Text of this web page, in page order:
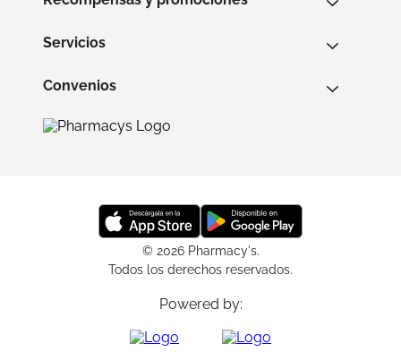
Servicios
Convenios
© 2026 Pharmacy's.
Todos los derechos reservados.
Powered by: